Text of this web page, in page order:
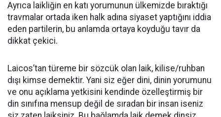
Ayrıca laikliğin en katı yorumunun ülkemizde bıraktığı
travmalar ortada iken halk adına siyaset yaptığını iddia
eden partilerin, bu anlamda ortaya koyduğu tavır da
dikkat çekici.
Laicos’tan türeme bir sözcük olan laik, kilise/ruhban
dışı kimse demektir. Yani siz eğer dini, dinin yorumunu
ve onu açıklama yetkisini kendinde özelleştirmiş bir
din sınıfına mensup değil de sıradan bir insan iseniz